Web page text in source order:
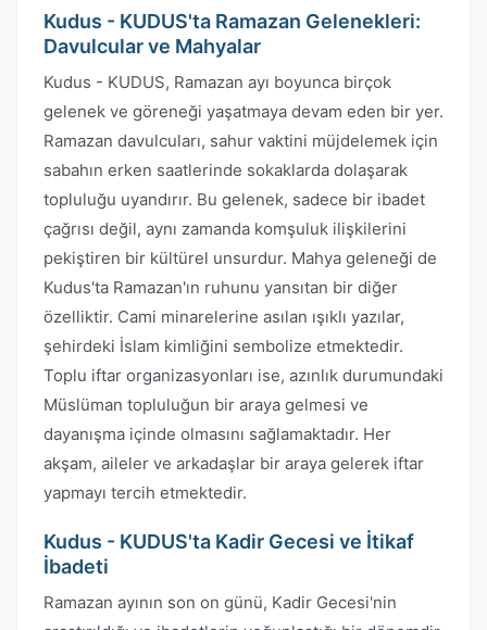
Kudus - KUDUS'ta Ramazan Gelenekleri:
Davulcular ve Mahyalar
Kudus - KUDUS, Ramazan ayı boyunca birçok
gelenek ve göreneği yaşatmaya devam eden bir yer.
Ramazan davulcuları, sahur vaktini müjdelemek için
sabahın erken saatlerinde sokaklarda dolaşarak
topluluğu uyandırır. Bu gelenek, sadece bir ibadet
çağrısı değil, aynı zamanda komşuluk ilişkilerini
pekiştiren bir kültürel unsurdur. Mahya geleneği de
Kudus'ta Ramazan'ın ruhunu yansıtan bir diğer
özelliktir. Cami minarelerine asılan ışıklı yazılar,
şehirdeki İslam kimliğini sembolize etmektedir.
Toplu iftar organizasyonları ise, azınlık durumundaki
Müslüman topluluğun bir araya gelmesi ve
dayanışma içinde olmasını sağlamaktadır. Her
akşam, aileler ve arkadaşlar bir araya gelerek iftar
yapmayı tercih etmektedir.
Kudus - KUDUS'ta Kadir Gecesi ve İtikaf
İbadeti
Ramazan ayının son on günü, Kadir Gecesi'nin